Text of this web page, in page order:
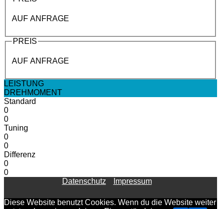
AUF ANFRAGE
PREIS
AUF ANFRAGE
LEISTUNG
DREHMOMENT
Standard
0
0
Tuning
0
0
Differenz
0
0
Datenschutz
Impressum
Diese Website benutzt Cookies. Wenn du die Website weiter